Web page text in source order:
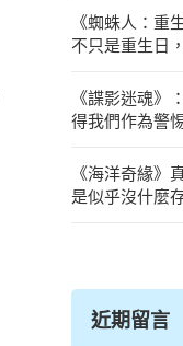
《蜘蛛人：重
不只是重生日
《諜影迷魂》
得我們作為警
《海洋奇緣》
是似乎沒什麼
近期留言